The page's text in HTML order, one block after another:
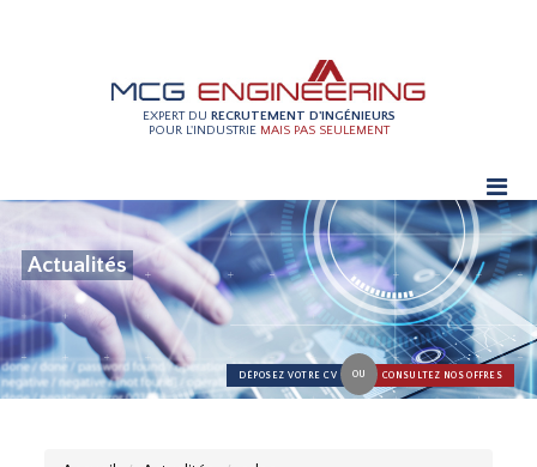
EXPERT DU RECRUTEMENT D'INGÉNIEURS
POUR L'INDUSTRIE MAIS PAS SEULEMENT
Actualités
DÉPOSEZ VOTRE CV OU CONSULTEZ NOS OFFRES